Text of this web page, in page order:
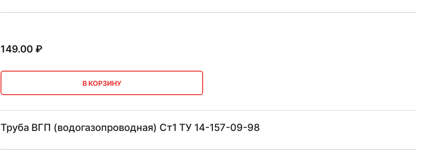
149.00₽
В КОРЗИНУ
Труба ВГП (водогазопроводная) Ст1 ТУ 14-157-09-98